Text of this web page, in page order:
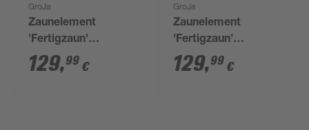
GroJa
Zaunelement
'Fertigzaun'
BPC/Aluminium
schräg
129,99 €
GroJa
Zaunelement
'Fertigzaun'
BPC/Aluminium
hochkant Sandfarben
129,99 €